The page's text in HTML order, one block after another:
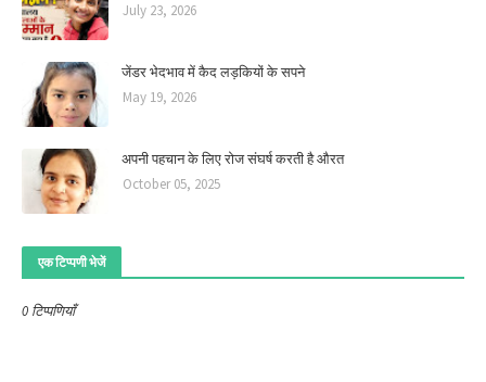
July 23, 2026
जेंडर भेदभाव में कैद लड़कियों के सपने
May 19, 2026
अपनी पहचान के लिए रोज संघर्ष करती है औरत
October 05, 2025
एक टिप्पणी भेजें
0 टिप्पणियाँ